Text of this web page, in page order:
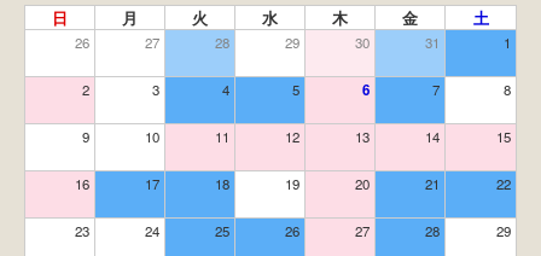
日 月 火 水 木 金 土
26 27 28 29 30 31 1
2 3 4 5 6 7 8
9 10 11 12 13 14 15
16 17 18 19 20 21 22
23 24 25 26 27 28 29